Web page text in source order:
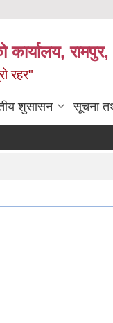
रामपुर,
रहर"
शुसासन सूचना